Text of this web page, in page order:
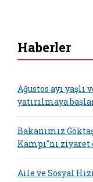
Haberler
Ağustos ayı
yatırılmaya
Bakanımız
Kampı"nı
Aile ve Sosyal